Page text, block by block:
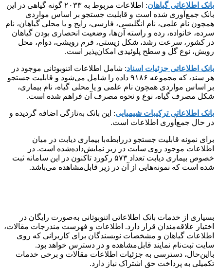
بانک اطلاعاتی گیاهان
: اطلاعات مربوط به ۲۰۳۳ گونه گیاهی در این
بانک جمع‌آوری شده است و قابلیت جستجو بر اساس مواردی
همچون نام علمی، نام انگلیسی، فارسی، رایج و یا محلی گیاهان، نام
سرده، خانواده، رده و راسته آن‌ها، وضعیت انحصاری بودن گیاهان
در کشور، سرعت رشد، شکل زیستی، فرم رویشی، دوام، محل
رویش، نوع گل و سطح پلوئیدی امکان‌پذیر است.
بانک اطلاعاتی جزئیات اسناد: شامل اطلاعات اتنوبوتانی موجود در
هر سند، که مجموعه ۹۱۸۶ داده را شامل می‌شود و قابلیت جستجو
بر اساس مواردی همچون نام علمی و یا محلی گیاه، نام بیماری،
شکل مصرف گیاه، نوع و نحوه مصرف آن فراهم شده است.
بانک اطلاعاتی ترکیبات شیمیایی: این بانک به‌تازگی اضافه گردیده و
در حال جمع‌آوری اطلاعات است.
برای نمونه قابلیت جستجو دررابطه‌با بیماری دیابت در میان
اطلاعات موجود روی سایت در زیر نمایش‌داده‌شده است. در
خصوص بیماری دیابت تعداد ۵۷۳ رکورد تاکنون در این سامانه ثبت
شده است که نمونه‌هایی از آن در زیر قابل‌مشاهده می‌باشد.
بسیاری از خدمات بانک اطلاعاتی اتنوبوتانی به‌صورت رایگان در
اختیار علاقه‌مندان قرار دارد. اطلاعات و فهرست مندرجات مقالات،
اطلاعات گیاهان و مشخصات نویسندگان برای کاربرانی که روی
سایت ثبت‌نام نمایند قابل‌مشاهده و در دسترس خواهد بود.
بااین‌حال، دسترسی به جزئیات اطلاعات مقالات و برخی خدمات
تکمیلی به پرداخت حق اشتراک نیاز دارد.